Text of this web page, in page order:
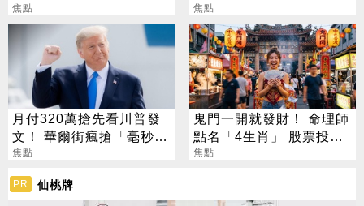
吐盡最心繫的事
焦點
偏財、做這些事反招禍
焦點
月付320萬搶先看川普發
文！ 華爾街瘋搶「毫秒優
勢」引熱議
焦點
鬼門一開就發財！ 命理師
點名「4生肖」 股票投資
大翻身
焦點
PR 仙桃牌